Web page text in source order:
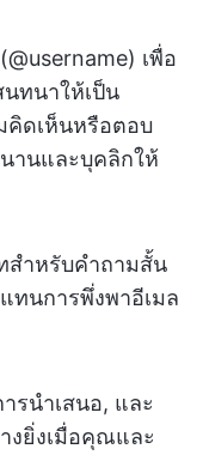
เพื่อ
ทนาให้เป็น
คิดเห็นหรือตอบ
านและบุคลิกให้
สำหรับคำถามสั้น
ทนการพึ่งพาอีเมล
รนำเสนอ, และ
งยิ่งเมื่อคุณและ